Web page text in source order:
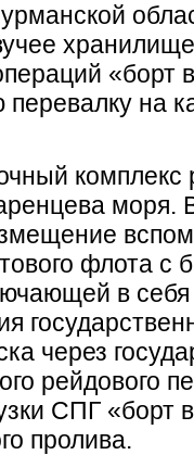
«борт
перевалку на
комплекс
моря.
флота с
в
через
рейдового
СПГ «борт
пролива.